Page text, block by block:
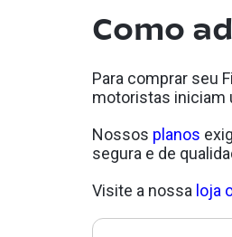
Como
Para comprar seu
motoristas iniciam
Nossos planos
segura e de
Visite a nossa loja